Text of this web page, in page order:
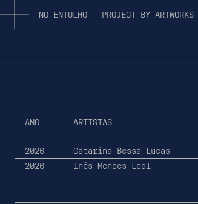
NO ENTUL HO - PROJECT BY ARTWORKS
ANO ARTISTAS
2026 Catarina Bessa Lucas
2026
Inês Mendes Leal